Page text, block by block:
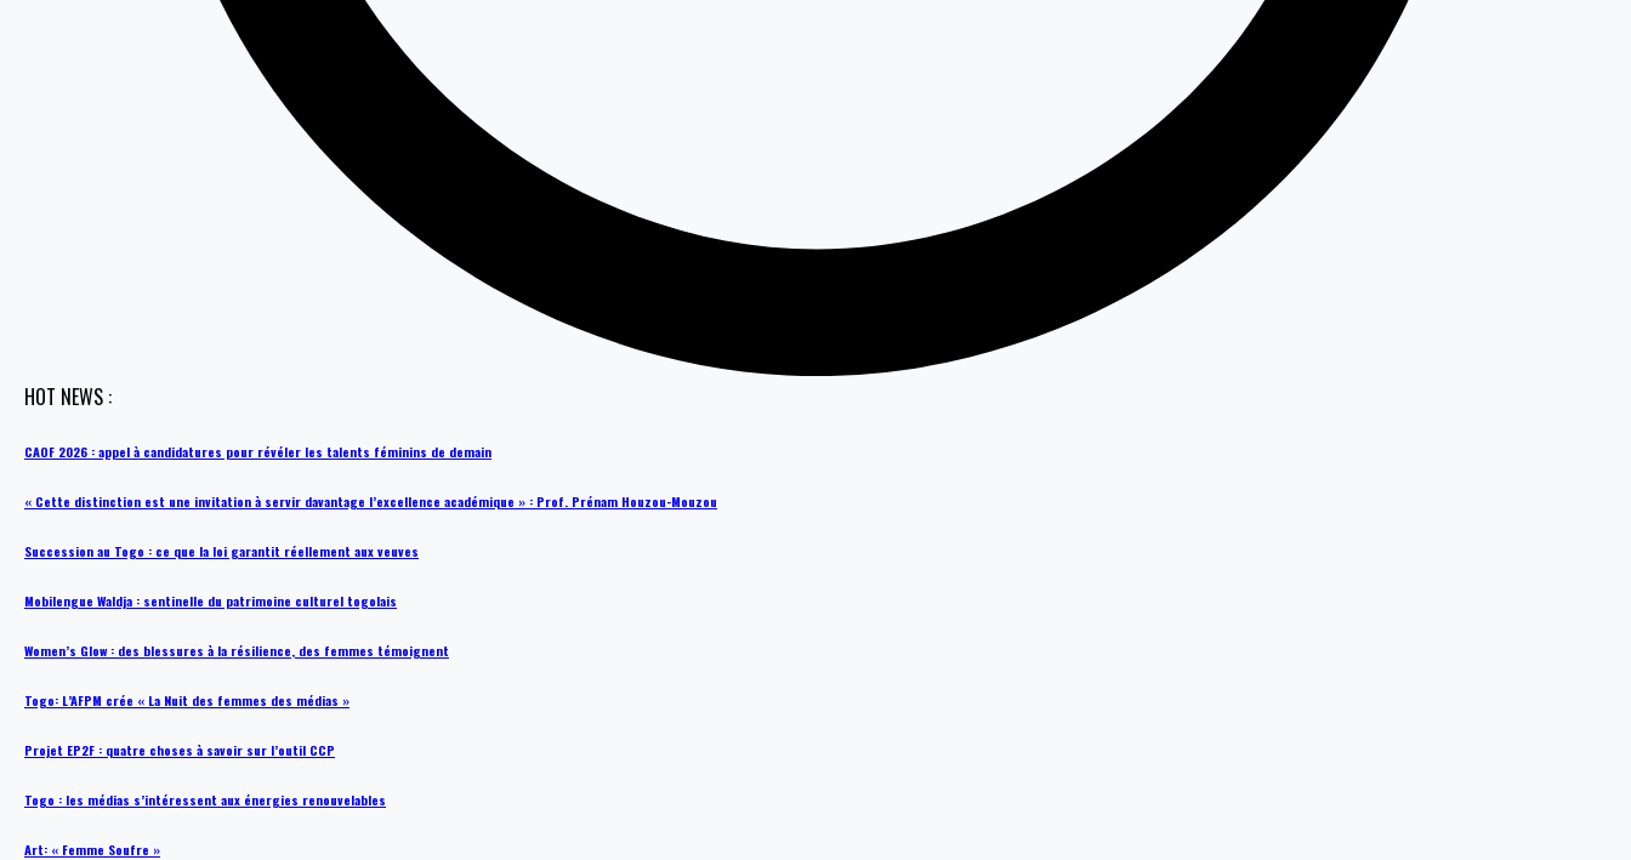
HOT NEWS :
CAOF 2026 : appel à candidatures pour révéler les talents féminins de demain
« Cette distinction est une invitation à servir davantage l’excellence académique » : Prof. Prénam Houzou-Mouzou
Succession au Togo : ce que la loi garantit réellement aux veuves
Mobilengue Waldja : sentinelle du patrimoine culturel togolais
Women’s Glow : des blessures à la résilience, des femmes témoignent
Togo: L’AFPM crée « La Nuit des femmes des médias »
Projet EP2F : quatre choses à savoir sur l’outil CCP
Togo : les médias s’intéressent aux énergies renouvelables
Art: « Femme Soufre »